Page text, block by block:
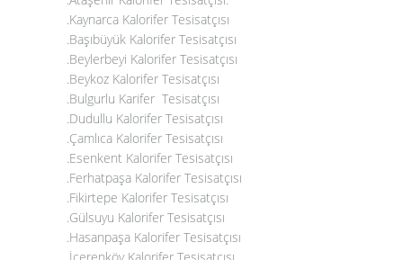
.Kaynarca Kalorifer Tesisatçısı
.Başıbüyük Kalorifer Tesisatçısı
.Beylerbeyi Kalorifer Tesisatçısı
.Beykoz Kalorifer Tesisatçısı
.Bulgurlu Karifer Tesisatçısı
.Dudullu Kalorifer Tesisatçısı
.Çamlıca Kalorifer Tesisatçısı
.Esenkent Kalorifer Tesisatçısı
.Ferhatpaşa Kalorifer Tesisatçısı
.Fikirtepe Kalorifer Tesisatçısı
.Gülsuyu Kalorifer Tesisatçısı
.Hasanpaşa Kalorifer Tesisatçısı